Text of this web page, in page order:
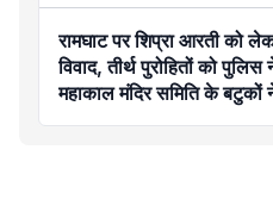
रामघाट पर शिप्रा आरती को
विवाद, तीर्थ पुरोहितों को पुलिस
महाकाल मंदिर समिति के बटुकों